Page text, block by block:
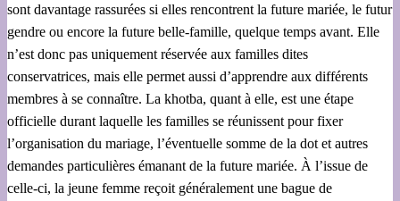
sont davantage rassurées si elles rencontrent la future mariée, le futur
gendre ou encore la future belle-famille, quelque temps avant. Elle
n’est donc pas uniquement réservée aux familles dites
conservatrices, mais elle permet aussi d’apprendre aux différents
membres à se connaître. La khotba, quant à elle, est une étape
officielle durant laquelle les familles se réunissent pour fixer
l’organisation du mariage, l’éventuelle somme de la dot et autres
demandes particulières émanant de la future mariée. À l’issue de
celle-ci, la jeune femme reçoit généralement une bague de